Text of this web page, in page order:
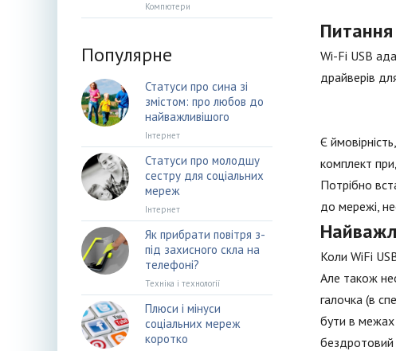
Wi-Fi USB
драйверів
Є
комплект
Потрібно
до мережі,
Коли WiFi
Але також
галочка (в
бути в межах
бездротовий
Компютери
Популярне
Статуси про сина зі
змістом: про любов до
найважливішого
Інтернет
Статуси про молодшу
сестру для соціальних
мереж
Інтернет
Як прибрати повітря з-
під захисного скла на
телефоні?
Техніка і технології
Плюси і мінуси
соціальних мереж
коротко